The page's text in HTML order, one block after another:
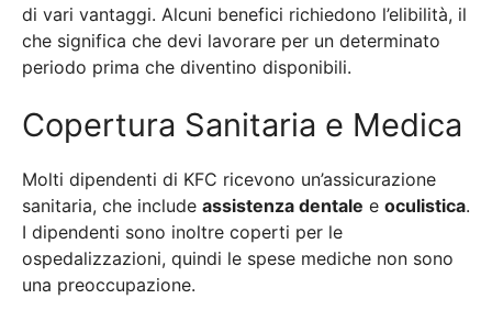
di vari vantaggi. Alcuni benefici richiedono l’elibilità, il
che significa che devi lavorare per un determinato
periodo prima che diventino disponibili.
Copertura Sanitaria e Medica
Molti dipendenti di KFC ricevono un’assicurazione
sanitaria, che include assistenza dentale e oculistica.
I dipendenti sono inoltre coperti per le
ospedalizzazioni, quindi le spese mediche non sono
una preoccupazione.